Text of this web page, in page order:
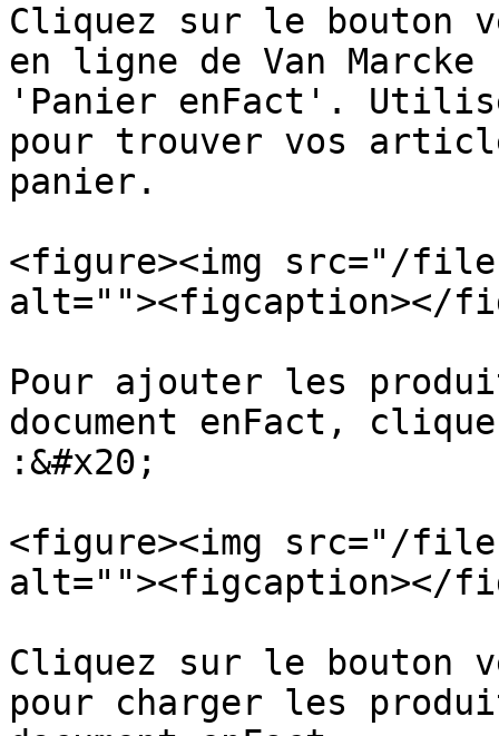
Cliquez sur le bouton
en ligne de Van
'Panier enFact'.
pour trouver vos
panier.
<figure><img src="/files/
alt=""><figcaption></
Pour ajouter les
document enFact,
:&#x20;
<figure><img src="/
alt=""><figcaption></
Cliquez sur le bouton
pour charger les